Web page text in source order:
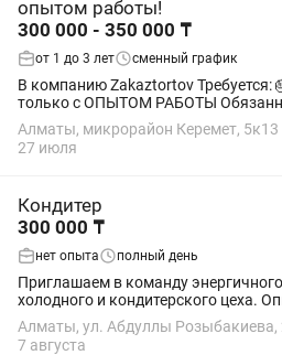
опытом работы!
300 000 - 350 000 ₸
от 1 до 3 лет сменный график
В компанию Zakaztortov Требуется: 🎂Кондитер-оформитель
только с ОПЫТОМ РАБОТЫ Обязанности: — Быстро и
аккуратно наносить надписи,
дизайны на бенто-торты —
Алматы, микрорайон Керемет, 5к13
27 июля
Кондитер
300 000 ₸
нет опыта полный день
Приглашаем в команду
холодного и кондитерского цеха.
приветствуется, но не обязателен
Главное, чтобы у вас было желание
Алматы, ул. Абдуллы Розыбакиева,
7 августа